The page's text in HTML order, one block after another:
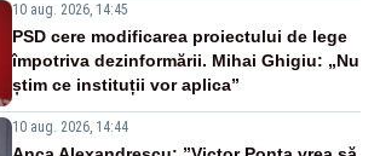
10 aug. 2026, 14:45
PSD cere modificarea proiectului de lege
împotriva dezinformării. Mihai Ghigiu: „Nu
știm ce instituții vor aplica”
10 aug. 2026, 14:44